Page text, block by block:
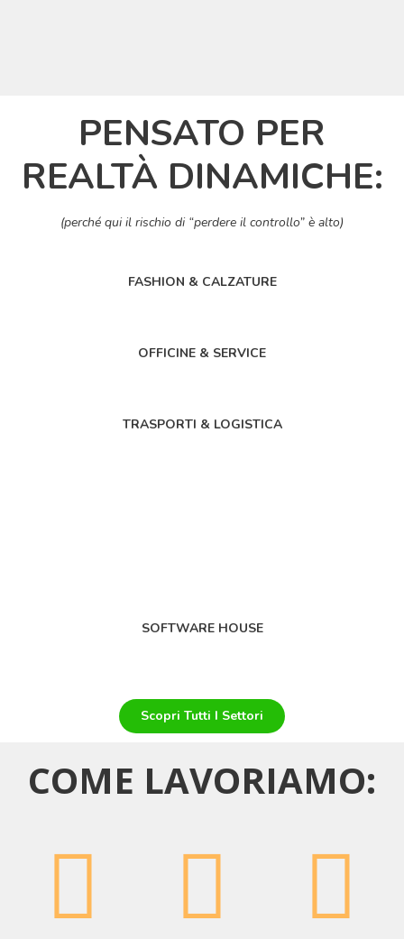
PENSATO PER
REALTÀ DINAMICHE:
(perché qui il rischio di “perdere il controllo” è alto)
FASHION & CALZATURE
OFFICINE & SERVICE
TRASPORTI & LOGISTICA
SOFTWARE HOUSE
Scopri Tutti I Settori
COME LAVORIAMO: